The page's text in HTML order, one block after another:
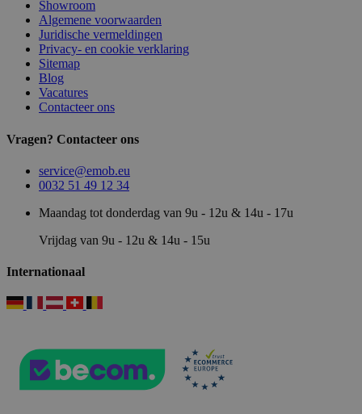
Showroom
Algemene voorwaarden
Juridische vermeldingen
Privacy- en cookie verklaring
Sitemap
Blog
Vacatures
Contacteer ons
Vragen? Contacteer ons
service@emob.eu
0032 51 49 12 34
Maandag tot donderdag van 9u - 12u & 14u - 17u
Vrijdag van 9u - 12u & 14u - 15u
Internationaal